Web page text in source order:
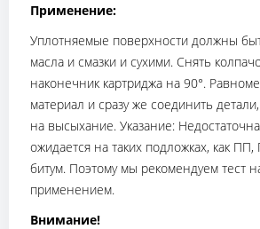
Применение:
Уплотняемые поверхности должны
масла и смазки и сухими. Снять
наконечник картриджа на 90°.
материал и сразу же соединить
на высыхание. Указание:
ожидается на таких подложках, как
битум. Поэтому мы рекомендуем тест
применением.
Внимание!